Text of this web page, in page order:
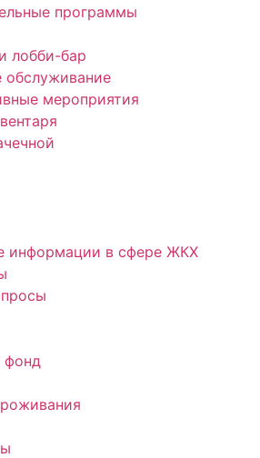
программы
лобби-бар
обслуживание
мероприятия
информации в сфере ЖКХ
фонд